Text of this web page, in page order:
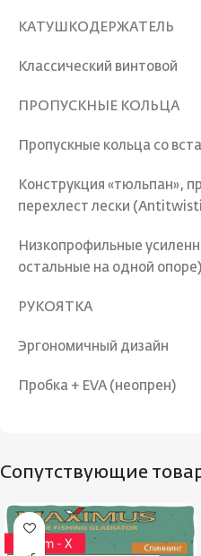
КАТУШКОДЕРЖАТЕЛЬ
Классический винтовой
ПРОПУСКНЫЕ КОЛЬЦА
Пропускные кольца со
Конструкция «тюльпан»,
перехлест лески
Низкопрофильные
остальные на одной опоре)
РУКОЯТКА
Эргономичный дизайн
Пробка + EVA (неопрен)
Сопутствующие